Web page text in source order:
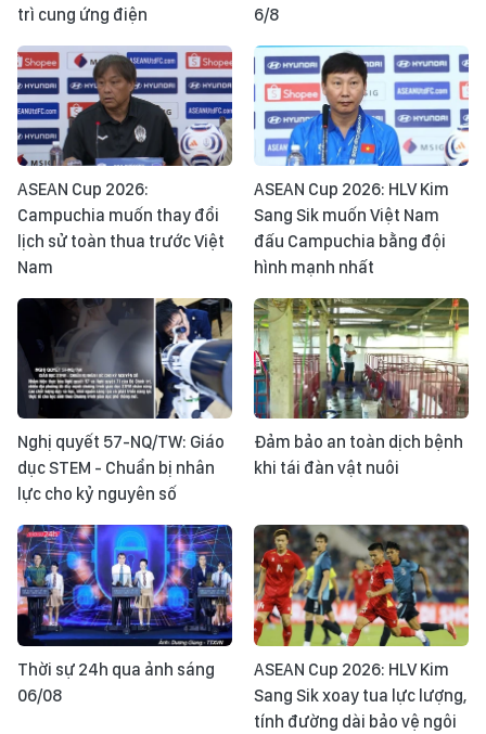
trì cung ứng điện
6/8
ASEAN Cup 2026:
Campuchia muốn thay đổi
lịch sử toàn thua trước Việt
Nam
ASEAN Cup 2026: HLV Kim
Sang Sik muốn Việt Nam
đấu Campuchia bằng đội
hình mạnh nhất
Nghị quyết 57-NQ/TW: Giáo
dục STEM - Chuẩn bị nhân
lực cho kỷ nguyên số
Đảm bảo an toàn dịch bệnh
khi tái đàn vật nuôi
Thời sự 24h qua ảnh sáng
06/08
ASEAN Cup 2026: HLV Kim
Sang Sik xoay tua lực lượng,
tính đường dài bảo vệ ngôi